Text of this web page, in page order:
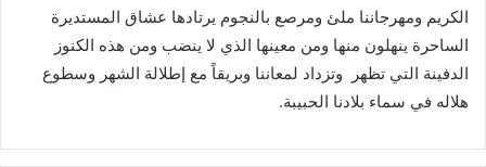
الكريم ومهرجاننا ملئ ومرصع بالنجوم يرتادها عشاق المستديرة
الساحرة ينهلون منها ومن معينها الذي لا ينضب ومن هذه الكنوز
الدفينة التي تظهر وتزداد لمعاننا وبريقاً مع إطلالة الشهر وسطوع
هلاله في سماء بلادنا الحبيبة.